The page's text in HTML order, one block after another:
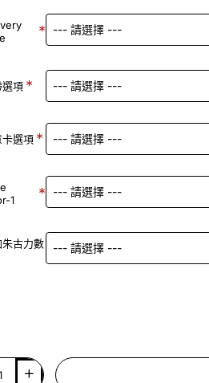
選項
卡選項
1
朱古力數